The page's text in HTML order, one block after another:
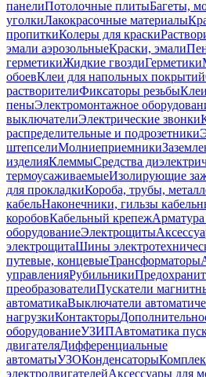
панелиПотолочные плитыБагеты,
уголкиЛакокрасочные материалы
пропиткиКолеры для краски
эмали аэрозольныеКраски, эмали
герметикиЖидкие гвоздиГерметики
обоевКлеи для напольных покрытий
растворителиФиксаторы резьбыКлеи
пеныЭлектромонтажное
выключателиЭлектрические звонки
распределительные и подрозетники
штепселиМолниеприемники
изделияКлеммыСредства
термоусаживаемыеИзолирующие
для прокладкиКороба, трубы,
кабельНаконечники, гильзы
коробовКабельный крепеж
оборудованиеЭлектрощиты
электрощитаШины
путевые, концевыеТрансформаторы
управленияРубильники
преобразователиПускатели
автоматикаВыключатели
нагрузкиКонтакторы
оборудованиеУЗИПАвтоматика
двигателяДифференциальные
автоматыУЗОКонденсаторы
электродвигателейАксессуары для